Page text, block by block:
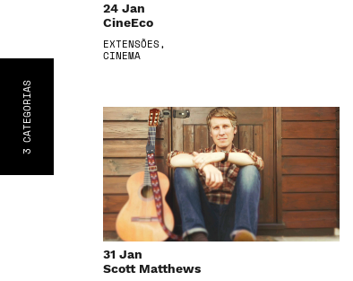
3
CATEGORIA
S
24 Jan
CineEco
EXTENSÕES,
CINEMA
31 Jan
Scott Matthews